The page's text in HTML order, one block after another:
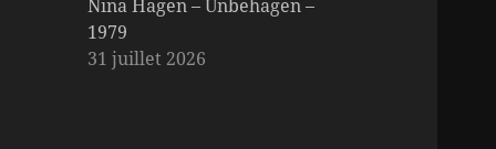
Nina Hagen – Unbehagen –
1979
31 juillet 2026